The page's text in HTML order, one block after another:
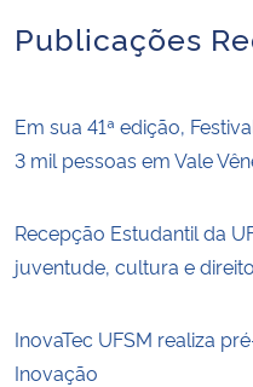
Publicações
Em sua 41ª edição,
3 mil pessoas em Vale
Recepção Estudantil da
juventude, cultura e
InovaTec UFSM realiza
Inovação